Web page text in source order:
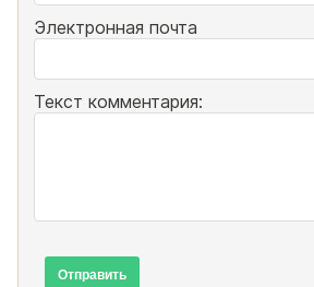
Электронная почта
Текст комментария:
Отправить